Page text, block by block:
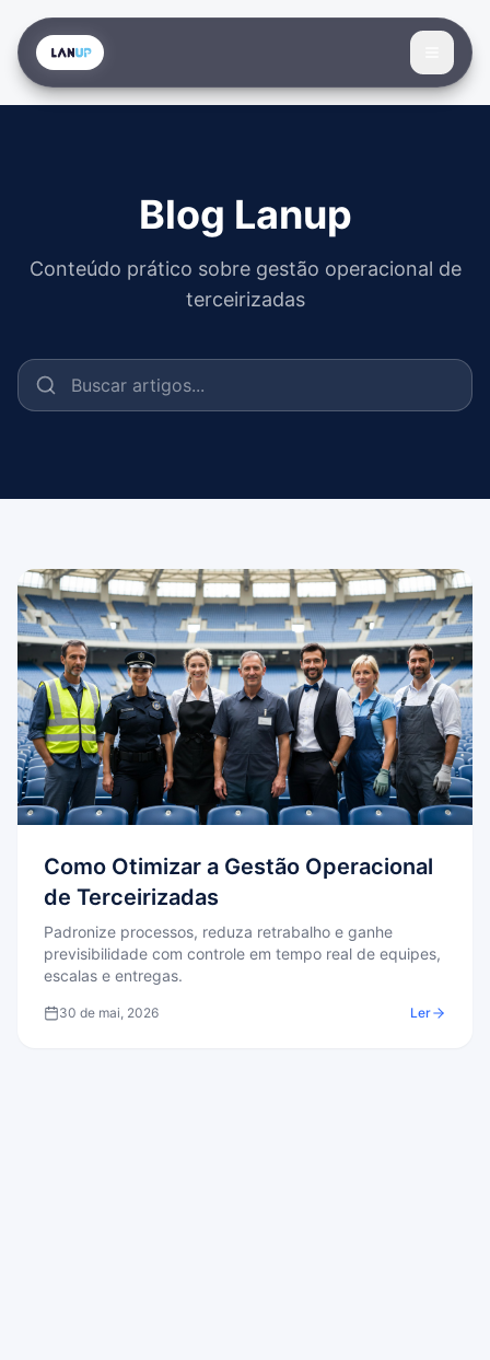
Blog Lanup
Conteúdo prático sobre gestão operacional de
terceirizadas
Como Otimizar a Gestão Operacional
de Terceirizadas
Padronize processos, reduza retrabalho e ganhe
previsibilidade com controle em tempo real de equipes,
escalas e entregas.
30 de mai, 2026 Ler